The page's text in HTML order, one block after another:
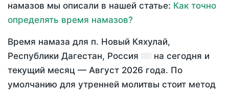
намазов мы описали в нашей статье: Как точно
определять время намазов?
Время намаза для п. Новый Кяхулай,
Республики Дагестан, Россия
на сегодня и
текущий месяц — Август 2026 года. По
умолчанию для утренней молитвы стоит метод